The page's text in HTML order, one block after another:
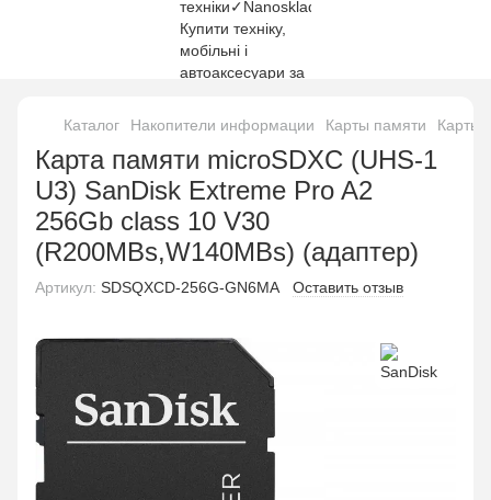
Каталог Накопители информации Карты памяти Карты
Карта памяти microSDXC (UHS-1
U3) SanDisk Extreme Pro A2
256Gb class 10 V30
(R200MBs,W140MBs) (адаптер)
Артикул: SDSQXCD-256G-GN6MA Оставить отзыв